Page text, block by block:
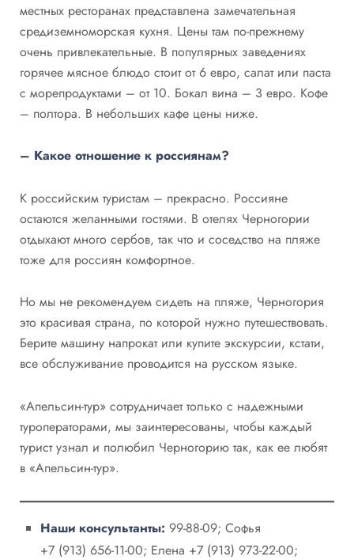
местных ресторанах представлена замечательная
средиземноморская кухня. Цены там по-прежнему
очень привлекательные. В популярных заведениях
горячее мясное блюдо стоит от 6 евро, салат или паста
с морепродуктами – от 10. Бокал вина – 3 евро. Кофе
– полтора. В небольших кафе цены ниже.
– Какое отношение к россиянам?
К российским туристам – прекрасно. Россияне
остаются желанными гостями. В отелях Черногории
отдыхают много сербов, так что и соседство на пляже
тоже для россиян комфортное.
Но мы не рекомендуем сидеть на пляже, Черногория
это красивая страна, по которой нужно путешествовать.
Берите машину напрокат или купите экскурсии, кстати,
все обслуживание проводится на русском языке.
«Апельсин-тур» сотрудничает только с надежными
туроператорами, мы заинтересованы, чтобы каждый
турист узнал и полюбил Черногорию так, как ее любят
в «Апельсин-тур».
Наши консультанты: 99-88-09; Софья
+7 (913) 656-11-00; Елена +7 (913) 973-22-00;